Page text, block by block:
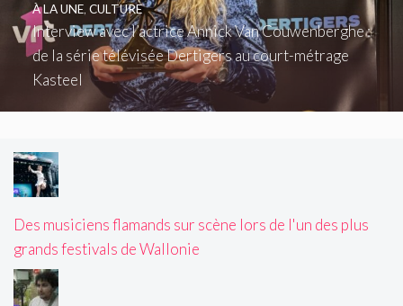
Interview avec l’actrice Annick Van Couwenberghe :
de la série télévisée Dertigers au court-métrage
Kasteel
À LA UNE, CULTURE
Des musiciens flamands sur scène lors de l'un des plus
grands festivals de Wallonie